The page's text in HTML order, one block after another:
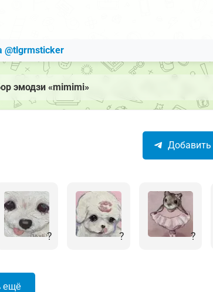
@tlgrmsticker
эмодзи «mimimi»
Добавить
? ? ?
ещё